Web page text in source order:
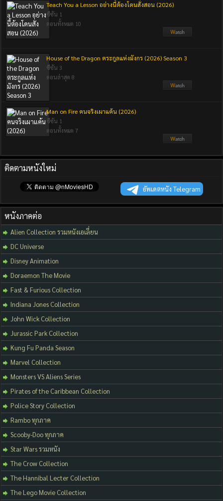
Teach You a Lesson อย่างนี้ต้องโดนสั่งสอน (2026)
ซีซัน 1
ตอนทั้งหมด 10
House of the Dragon ตระกูลแห่งมังกร (2026) Season 3
ซีซัน 3
ตอนล่าสุด 8
Man on Fire คนจริงเผาแค้น (2026)
ซีซัน 1
ตอนทั้งหมด 7
ติดตามหนังใหม่
อัพเดตหนัง Telegram
หนังภาคต่อ
Alien Collection รวมหนังเอเลี่ยน
DC Universe
Disney Animation
Doraemon The Movie
Fast & Furious Collection
Indiana Jones Collection
John Wick Collection
Jurassic Park Collection
Kung Fu Panda Season
Marvel Collection
Monsters VS Aliens Series
Pirates of the Caribbean Collection
Police Story Collection
Rambo ทุกภาค
Scooby-Doo ทุกภาค
Star Wars รวมหนัง
The Crow Collection
The Hannibal Lecter Collection
The Lego Movie Collection